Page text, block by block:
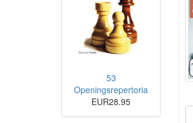
53
Openingsrepertoria
EUR28.95